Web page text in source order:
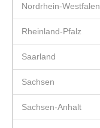
Nordrhein-Westfalen
Rheinland-Pfalz
Saarland
Sachsen
Sachsen-Anhalt